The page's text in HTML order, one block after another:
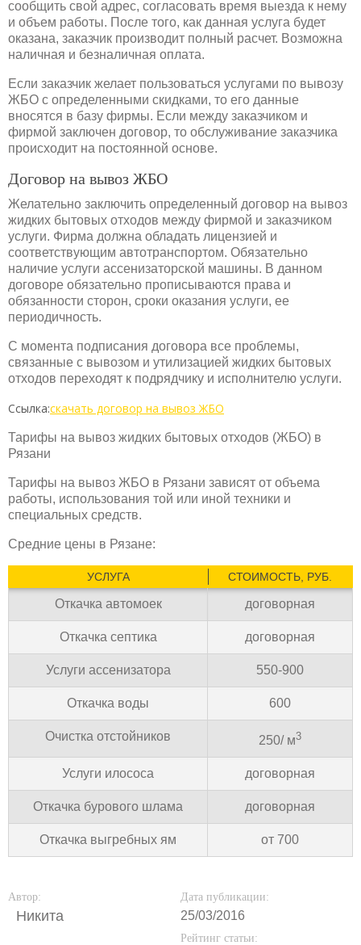
сообщить свой адрес, согласовать время выезда к нему
и объем работы. После того, как данная услуга будет
оказана, заказчик производит полный расчет. Возможна
наличная и безналичная оплата.
Если заказчик желает пользоваться услугами по вывозу
ЖБО с определенными скидками, то его данные
вносятся в базу фирмы. Если между заказчиком и
фирмой заключен договор, то обслуживание заказчика
происходит на постоянной основе.
Договор на вывоз ЖБО
Желательно заключить определенный договор на вывоз
жидких бытовых отходов между фирмой и заказчиком
услуги. Фирма должна обладать лицензией и
соответствующим автотранспортом. Обязательно
наличие услуги ассенизаторской машины. В данном
договоре обязательно прописываются права и
обязанности сторон, сроки оказания услуги, ее
периодичность.
С момента подписания договора все проблемы,
связанные с вывозом и утилизацией жидких бытовых
отходов переходят к подрядчику и исполнителю услуги.
Ссылка:скачать договор на вывоз ЖБО
Тарифы на вывоз жидких бытовых отходов (ЖБО) в
Рязани
Тарифы на вывоз ЖБО в Рязани зависят от объема
работы, использования той или иной техники и
специальных средств.
Средние цены в Рязане:
УСЛУГА СТОИМОСТЬ, РУБ.
Откачка автомоек договорная
Откачка септика договорная
Услуги ассенизатора 550-900
Откачка воды 600
Очистка отстойников 250/ м3
Услуги илососа договорная
Откачка бурового шлама договорная
Откачка выгребных ям от 700
Автор:
Никита
Дата публикации:
25/03/2016
Рейтинг статьи: